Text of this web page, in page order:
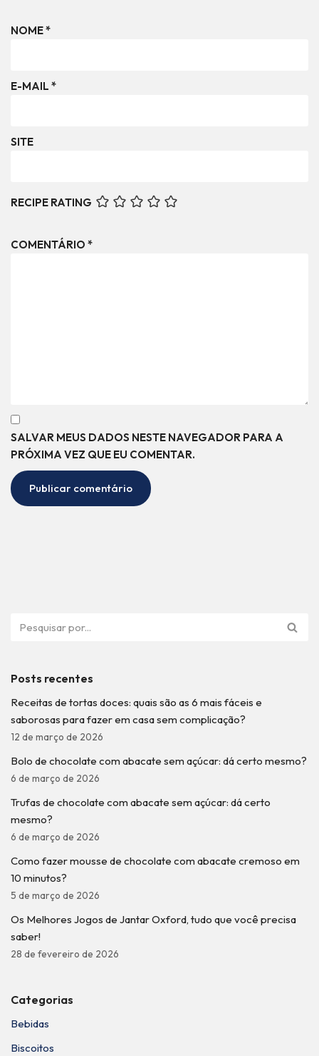
NOME*
E-MAIL *
SITE
RECIPE RATING
COMENTÁRIO *
SALVAR MEUS DADOS NESTE NAVEGADOR PARA A
PRÓXIMA VEZ QUE EU COMENTAR.
Posts recentes
Receitas de tortas doces: quais são as 6 mais fáceis e
saborosas para fazer em casa sem complicação?
12 de março de 2026
Bolo de chocolate com abacate sem açúcar: dá certo mesmo?
6 de março de 2026
Trufas de chocolate com abacate sem açúcar: dá certo
mesmo?
6 de março de 2026
Como fazer mousse de chocolate com abacate cremoso em
10 minutos?
5 de março de 2026
Os Melhores Jogos de Jantar Oxford, tudo que você precisa
saber!
28 de fevereiro de 2026
Categorias
Bebidas
Biscoitos